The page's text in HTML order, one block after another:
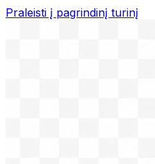
Praleisti į pagrindinį turinį